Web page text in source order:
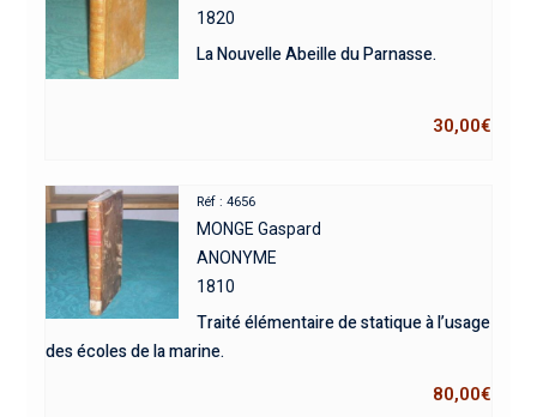
1820
La Nouvelle Abeille du Parnasse.
30,00€
Réf : 4656
MONGE Gaspard
ANONYME
1810
Traité élémentaire de statique à l’usage
des écoles de la marine.
80,00€